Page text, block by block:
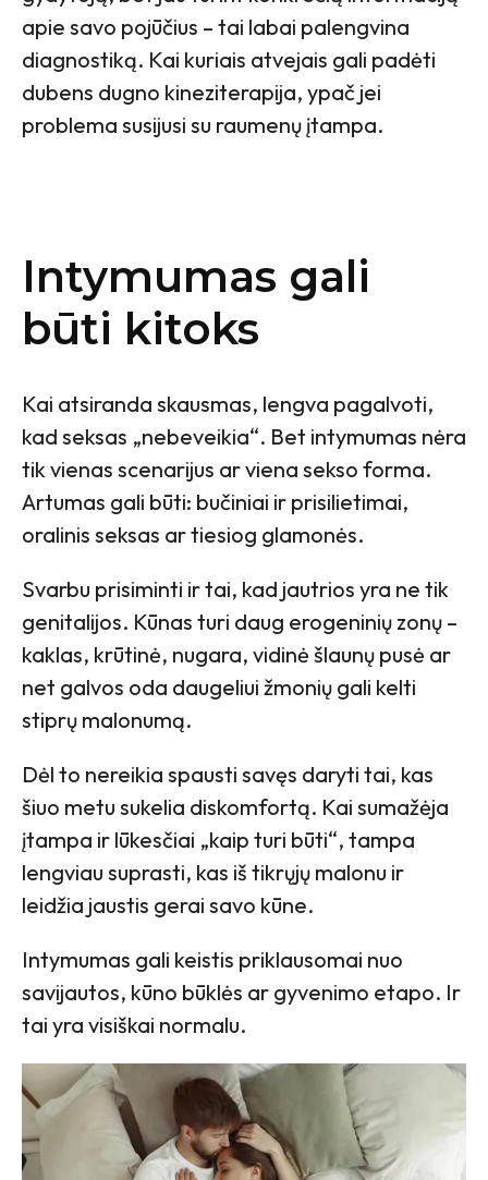
apie savo pojūčius – tai labai palengvina
diagnostiką. Kai kuriais atvejais gali padėti
dubens dugno kineziterapija, ypač jei
problema susijusi su raumenų įtampa.
Intymumas gali
būti kitoks
Kai atsiranda skausmas, lengva pagalvoti,
kad seksas „nebeveikia“. Bet intymumas nėra
tik vienas scenarijus ar viena sekso forma.
Artumas gali būti: bučiniai ir prisilietimai,
oralinis seksas ar tiesiog glamonės.
Svarbu prisiminti ir tai, kad jautrios yra ne tik
genitalijos. Kūnas turi daug erogeninių zonų –
kaklas, krūtinė, nugara, vidinė šlaunų pusė ar
net galvos oda daugeliui žmonių gali kelti
stiprų malonumą.
Dėl to nereikia spausti savęs daryti tai, kas
šiuo metu sukelia diskomfortą. Kai sumažėja
įtampa ir lūkesčiai „kaip turi būti“, tampa
lengviau suprasti, kas iš tikrųjų malonu ir
leidžia jaustis gerai savo kūne.
Intymumas gali keistis priklausomai nuo
savijautos, kūno būklės ar gyvenimo etapo. Ir
tai yra visiškai normalu.